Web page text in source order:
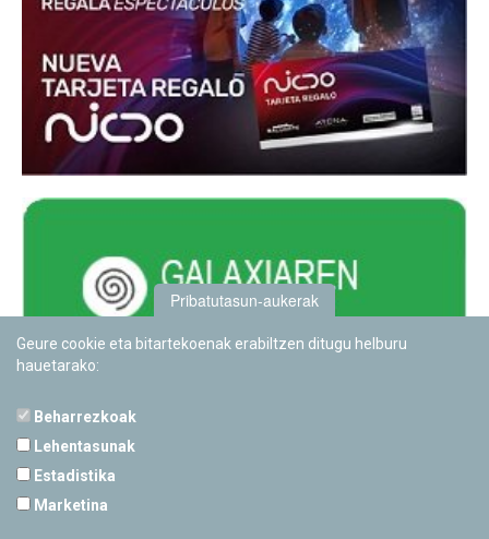
Pribatutasun-aukerak
Geure cookie eta bitartekoenak erabiltzen ditugu helburu
hauetarako:
Beharrezkoak
Lehentasunak
Estadistika
Marketina